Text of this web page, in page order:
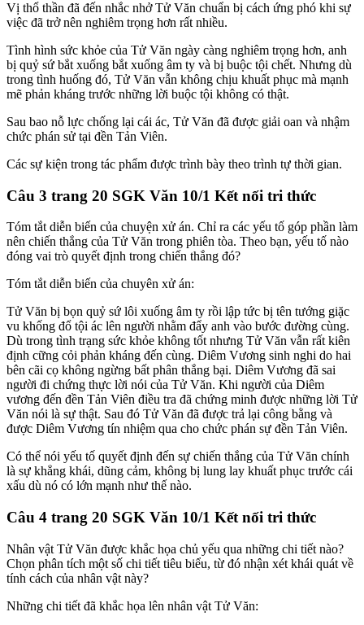
Vị thổ thần đã đến nhắc nhở Tử Văn chuẩn bị cách ứng phó khi sự
việc đã trở nên nghiêm trọng hơn rất nhiều.
Tình hình sức khỏe của Tử Văn ngày càng nghiêm trọng hơn, anh
bị quỷ sứ bắt xuống bắt xuống âm ty và bị buộc tội chết. Nhưng dù
trong tình huống đó, Tử Văn vẫn không chịu khuất phục mà mạnh
mẽ phản kháng trước những lời buộc tội không có thật.
Sau bao nỗ lực chống lại cái ác, Tử Văn đã được giải oan và nhậm
chức phán sử tại đền Tản Viên.
Các sự kiện trong tác phẩm được trình bày theo trình tự thời gian.
Câu 3 trang 20 SGK Văn 10/1 Kết nối tri thức
Tóm tắt diễn biến của chuyện xử án. Chỉ ra các yếu tố góp phần làm
nên chiến thắng của Tử Văn trong phiên tòa. Theo bạn, yếu tố nào
đóng vai trò quyết định trong chiến thắng đó?
Tóm tắt diễn biến của chuyên xử án:
Tử Văn bị bọn quỷ sứ lôi xuống âm ty rồi lập tức bị tên tướng giặc
vu khống đổ tội ác lên người nhằm đẩy anh vào bước đường cùng.
Dù trong tình trạng sức khỏe không tốt nhưng Tử Văn vẫn rất kiên
định cững cỏi phản kháng đến cùng. Diêm Vương sinh nghi do hai
bên cãi cọ không ngừng bất phân thắng bại. Diêm Vương đã sai
người đi chứng thực lời nói của Tử Văn. Khi người của Diêm
vương đến đền Tản Viên điều tra đã chứng minh được những lời Tử
Văn nói là sự thật. Sau đó Tử Văn đã được trả lại công bằng và
được Diêm Vương tín nhiệm qua cho chức phán sự đền Tản Viên.
Có thể nói yếu tố quyết định đến sự chiến thắng của Tử Văn chính
là sự khẳng khái, dũng cảm, không bị lung lay khuất phục trước cái
xấu dù nó có lớn mạnh như thế nào.
Câu 4 trang 20 SGK Văn 10/1 Kết nối tri thức
Nhân vật Tử Văn được khắc họa chủ yếu qua những chi tiết nào?
Chọn phân tích một số chi tiết tiêu biểu, từ đó nhận xét khái quát về
tính cách của nhân vật này?
Những chi tiết đã khắc họa lên nhân vật Tử Văn: